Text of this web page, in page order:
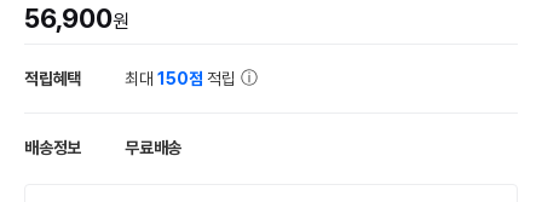
56,900원
적립혜택 최대150점 적립
배송정보 무료배송